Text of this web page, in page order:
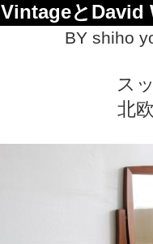
VintageとDavid
BY shiho
ス
北